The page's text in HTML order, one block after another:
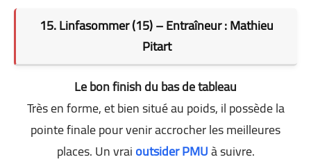
15. Linfasommer (15) – Entraîneur : Mathieu
Pitart
Le bon finish du bas de tableau
Très en forme, et bien situé au poids, il possède la
pointe finale pour venir accrocher les meilleures
places. Un vraioutsider PMUà suivre.